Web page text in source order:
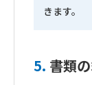
きます。
5. 書類